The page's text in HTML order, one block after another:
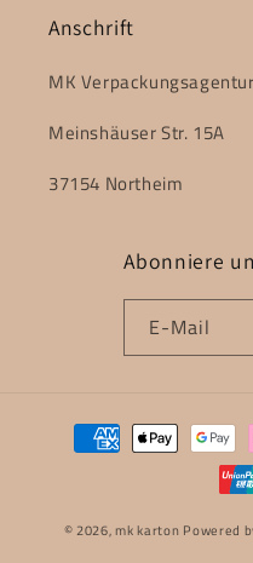
Anschrift
MK
Meinshäuser Str. 15A
37154 Northeim
Abonniere
E-Mail
Zahlungsmethoden
© 2026,mk karton Powered